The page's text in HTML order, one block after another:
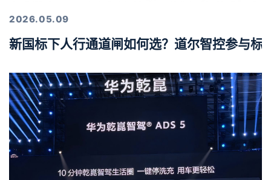
2026.05.09
新国标下人行通道闸如何选？道尔智控参与标